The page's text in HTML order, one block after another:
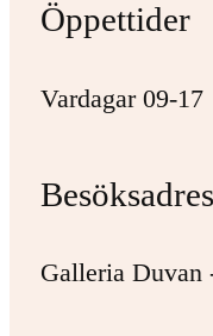
Öppettider
Vardagar 09-17
Galleria Duvan